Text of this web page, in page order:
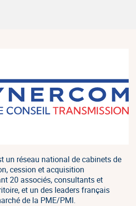
un réseau national de cabinets de
cession et acquisition
20 associés, consultants et
et un des leaders français
de la PME/PMI.